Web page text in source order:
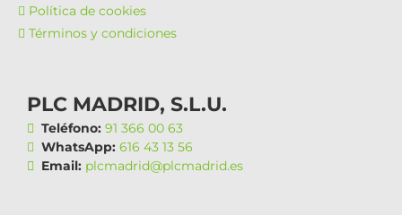
Política de cookies
Términos y condiciones
PLC MADRID, S.L.U.
Teléfono: 91 366 00 63
WhatsApp: 616 43 13 56
Email: plcmadrid@plcmadrid.es